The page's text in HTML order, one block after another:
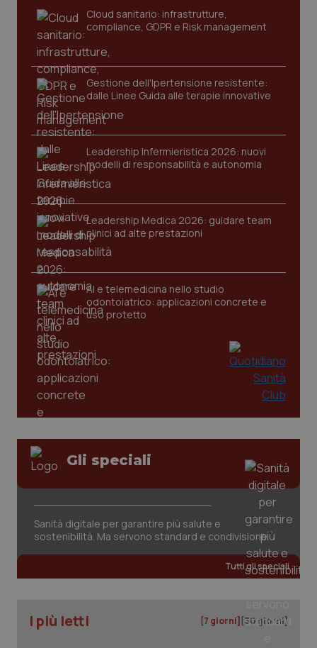
Cloud sanitario: infrastrutture,
compliance, GDPR e Risk management
Gestione dell'Ipertensione resistente:
dalle Linee Guida alle terapie innovative
Leadership Infermieristica 2026: nuovi
modelli di responsabilità e autonomia
Leadership Medica 2026: guidare team
clinici ad alte prestazioni
AI e telemedicina nello studio
odontoiatrico: applicazioni concrete e
uso protetto
Gli speciali
Sanità digitale per garantire più salute e
sostenibilità. Ma servono standard e condivisione
Tutti gli speciali
I più letti [7 giorni] [30 giorni]
navigazione sulle pagine e l'accesso alle aree
protette del sito. Il sito web non è in grado di
funzionare correttamente senza questi cookie.
Nome
VISITOR_PRIVACY_METADATA
.youtube.com
CookieScriptConsent
CookieScript
www.quotidianosanita.it
www.quotidianosanita.it